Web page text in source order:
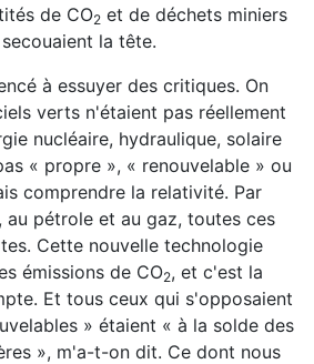
de CO2 et de déchets miniers
la tête.
à essuyer des critiques. On
verts n'étaient pas réellement
nucléaire, hydraulique, solaire
« propre », « renouvelable » ou
comprendre la relativité. Par
pétrole et au gaz, toutes ces
Cette nouvelle technologie
émissions de CO2, et c'est la
Et tous ceux qui s'opposaient
» étaient « à la solde des
», m'a-t-on dit. Ce dont nous